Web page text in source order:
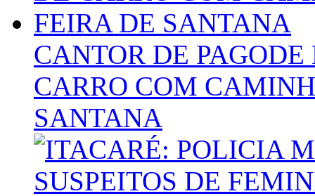
CANTOR DE
CARRO COM
SANTANA